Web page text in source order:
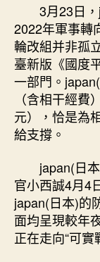
3月23日
2022年軍事轉
輪改組并非孤
臺新版《國度
一部門。
（含相干經
元），恰是為
給支撐。
japan(日本
官小西誠4月4
japan(日本)的
面均呈現較年
正在走向“可實